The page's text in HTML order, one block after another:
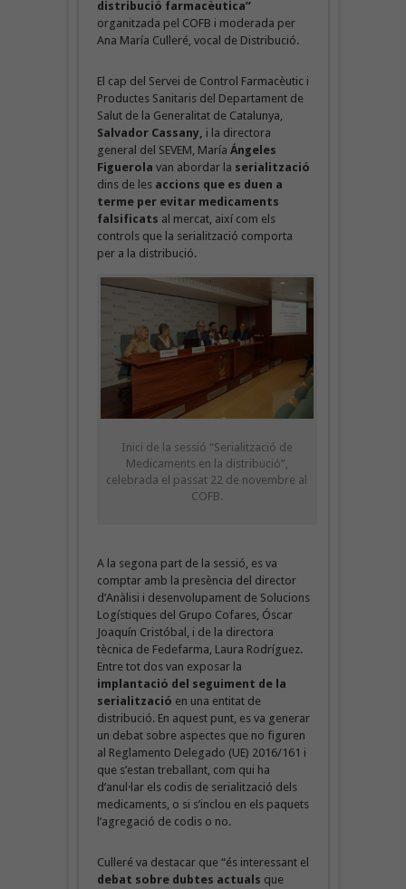
distribució farmacèutica”
organitzada pel COFB i moderada per
Ana María Culleré, vocal de Distribució.
El cap del Servei de Control Farmacèutic i
Productes Sanitaris del Departament de
Salut de la Generalitat de Catalunya,
Salvador Cassany, i la directora
general del SEVEM, María Ángeles
Figuerola van abordar la serialització
dins de les accions que es duen a
terme per evitar medicaments
falsificats al mercat, així com els
controls que la serialització comporta
per a la distribució.
Inici de la sessió “Serialització de
Medicaments en la distribució”,
celebrada el passat 22 de novembre al
COFB.
A la segona part de la sessió, es va
comptar amb la presència del director
d’Anàlisi i desenvolupament de Solucions
Logístiques del Grupo Cofares, Óscar
Joaquín Cristóbal, i de la directora
tècnica de Fedefarma, Laura Rodríguez.
Entre tot dos van exposar la
implantació del seguiment de la
serialització en una entitat de
distribució. En aquest punt, es va generar
un debat sobre aspectes que no figuren
al Reglamento Delegado (UE) 2016/161 i
que s’estan treballant, com qui ha
d’anul·lar els codis de serialització dels
medicaments, o si s’inclou en els paquets
l’agregació de codis o no.
Culleré va destacar que “és interessant el
debat sobre dubtes actuals que